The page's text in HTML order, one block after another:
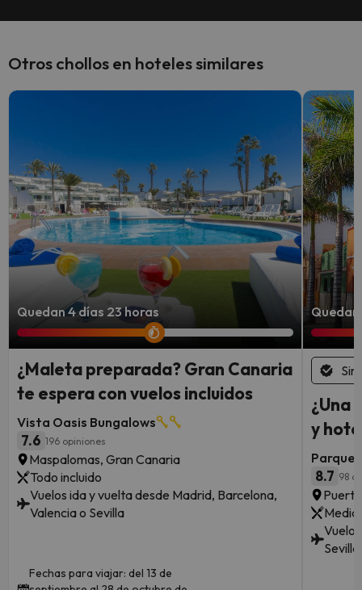
Otros chollos en hoteles similares
Quedan 4 días 23 horas
¿Maleta preparada? Gran Canaria
te espera con vuelos incluidos
Vista Oasis Bungalows
7.6 196 opiniones
Maspalomas, Gran Canaria
Todo incluido
Vuelos ida y vuelta desde Madrid, Barcelona,
Valencia o Sevilla
Fechas para viajar: del 13 de
Quedan
¿Una
y
Parque
8.7 98
Media